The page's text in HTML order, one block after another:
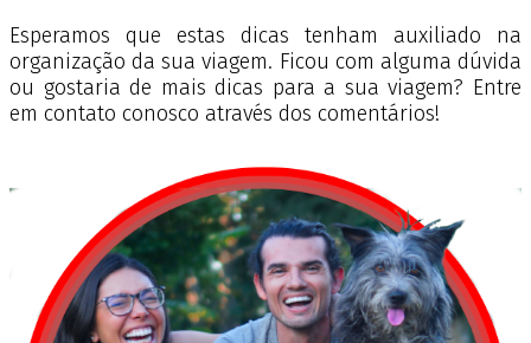
Esperamos que estas dicas tenham auxiliado na
organização da sua viagem. Ficou com alguma dúvida
ou gostaria de mais dicas para a sua viagem? Entre
em contato conosco através dos comentários!